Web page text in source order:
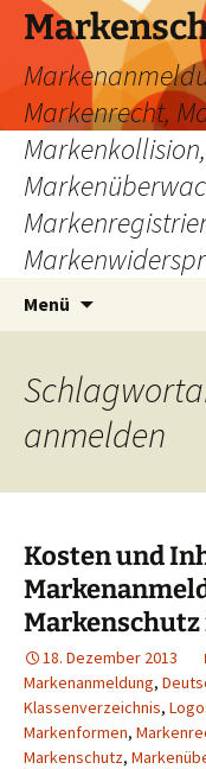
Zum
Inhalt
springen
Markenrecht,
Menü
anmelden
Kosten und
18. Dezember 2013
Markenanmeldung,
Klassenverzeichnis,
Markenformen,
Markenschutz,